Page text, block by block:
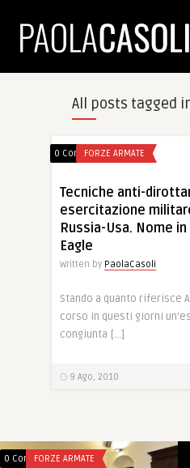
All posts tagged
0 CommentsFORZE ARMATE
Tecniche anti-
esercitazione
Russia-Usa. Nome
Eagle
Written by PaolaCasoli
Stando a quanto riferisce
corso in questi giorni
congiunta […]
9 Ago, 2010
0 CommentsFORZE ARMATE